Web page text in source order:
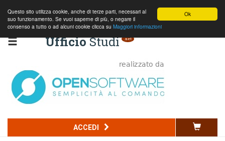
Ok
Questo sito utilizza cookie, anche di terze parti, necessari al
suo funzionamento. Se vuoi saperne di più, o negare il
consenso a tutto o ad alcuni cookie clicca su Maggiori informazioni
UfficioStudi .net
ACCEDI
Codice della strada